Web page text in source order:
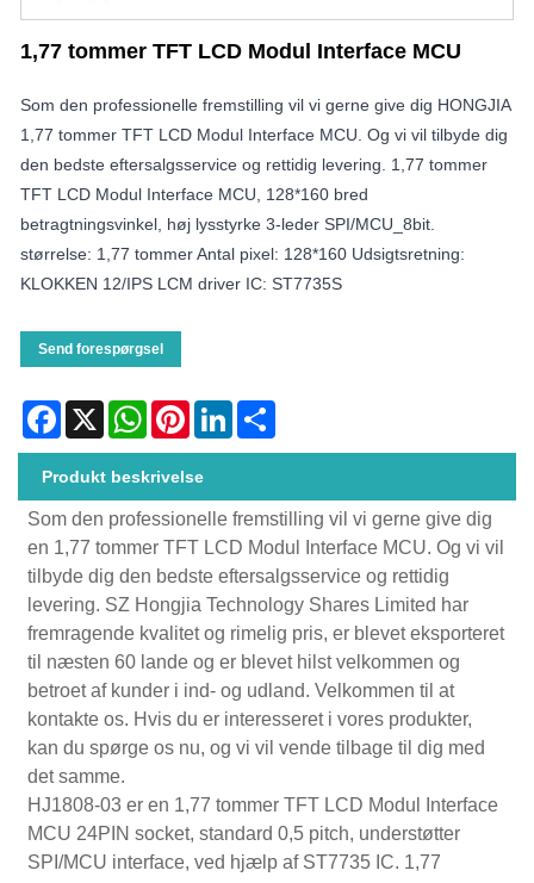
1,77 tommer TFT LCD Modul Interface MCU
Som den professionelle fremstilling vil vi gerne give dig HONGJIA
1,77 tommer TFT LCD Modul Interface MCU. Og vi vil tilbyde dig
den bedste eftersalgsservice og rettidig levering. 1,77 tommer
TFT LCD Modul Interface MCU, 128*160 bred
betragtningsvinkel, høj lysstyrke 3-leder SPI/MCU_8bit.
størrelse: 1,77 tommer Antal pixel: 128*160 Udsigtsretning:
KLOKKEN 12/IPS LCM driver IC: ST7735S
Send forespørgsel
Facebook
X WhatsAppPinterestLinkedIn
Produkt beskrivelse
Som den professionelle fremstilling vil vi gerne give dig
en 1,77 tommer TFT LCD Modul Interface MCU. Og vi vil
tilbyde dig den bedste eftersalgsservice og rettidig
levering. SZ Hongjia Technology Shares Limited har
fremragende kvalitet og rimelig pris, er blevet eksporteret
til næsten 60 lande og er blevet hilst velkommen og
betroet af kunder i ind- og udland. Velkommen til at
kontakte os. Hvis du er interesseret i vores produkter,
kan du spørge os nu, og vi vil vende tilbage til dig med
det samme.
HJ1808-03 er en 1,77 tommer TFT LCD Modul Interface
MCU 24PIN socket, standard 0,5 pitch, understøtter
SPI/MCU interface, ved hjælp af ST7735 IC. 1,77